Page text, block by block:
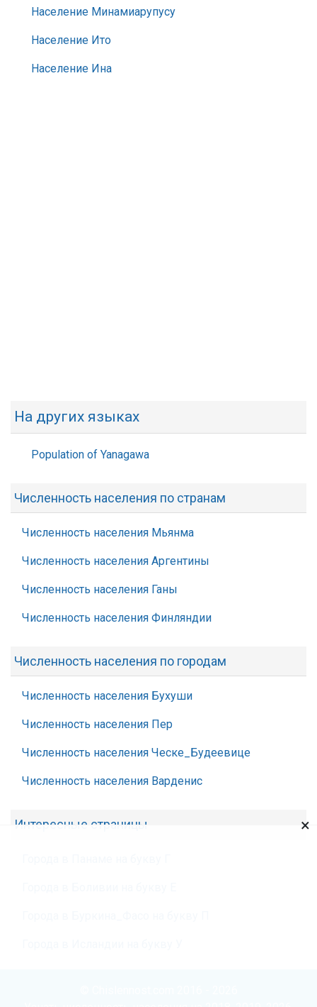
Население Минамиарупусу
Население Ито
Население Ина
На других языках
Population of Yanagawa
Численность населения по странам
Численность населения Мьянма
Численность населения Аргентины
Численность населения Ганы
Численность населения Финляндии
Численность населения по городам
Численность населения Бухуши
Численность населения Пер
Численность населения Ческе_Будеевице
Численность населения Варденис
Интересные страницы ×